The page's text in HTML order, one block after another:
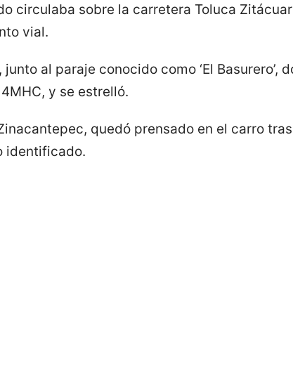
circulaba sobre la carretera Toluca
vial.
al paraje conocido como ‘El Basurero’,
y se estrelló.
quedó prensado en el carro
identificado.